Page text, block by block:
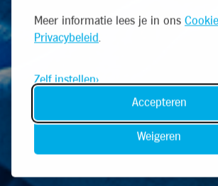
Meer informatie lees je in ons
Privacybeleid.
Zelf instellen
Weigeren
Accepteren